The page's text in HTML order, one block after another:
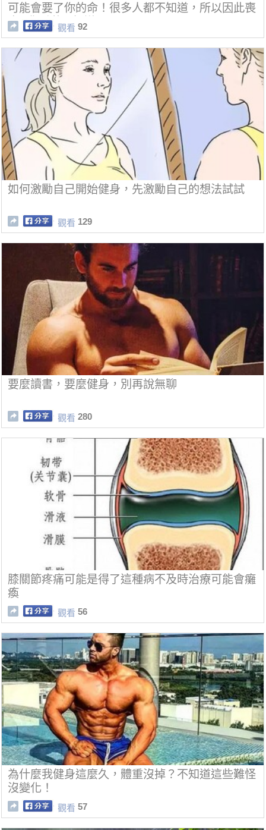
可能會要了你的命！很多人都不知道，所以因此喪
命...你千萬要知道阿！
觀看 92
如何激勵自己開始健身，先激勵自己的想法試試
觀看 129
要麼讀書，要麼健身，別再說無聊
觀看 280
膝關節疼痛可能是得了這種病不及時治療可能會癱
瘓
觀看 56
為什麼我健身這麼久，體重沒掉？不知道這些難怪
沒變化！
觀看 57